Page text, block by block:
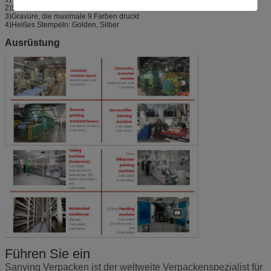
2)Siebdruckdrucken
3)Gravüre, die maximale 9 Farben druckt
4)Heißes Stempeln: Golden, Silber
Ausrüstung
Führen Sie ein
Sanying Verpacken ist der weltweite Verpackenspezialist für